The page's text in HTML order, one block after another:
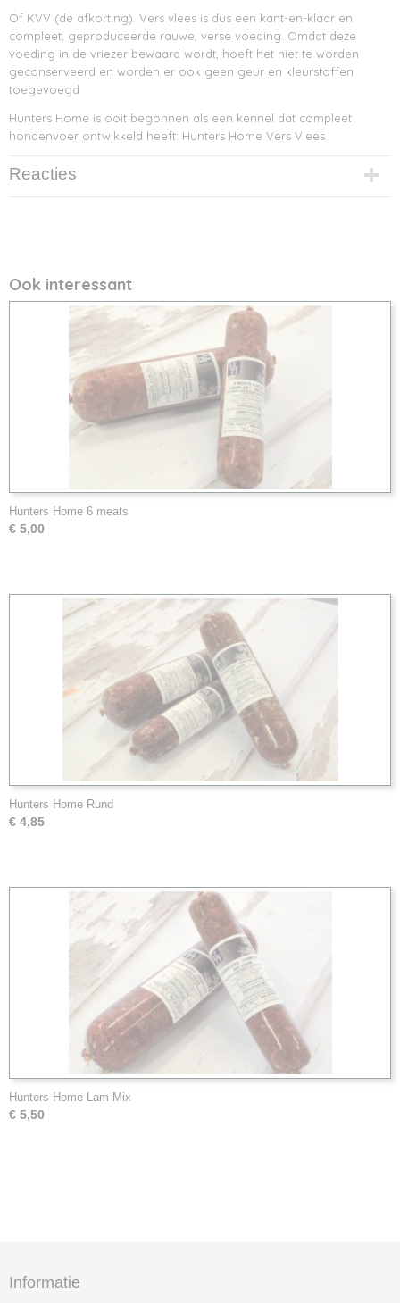
Of KVV (de afkorting). Vers vlees is dus een kant-en-klaar en
compleet, geproduceerde rauwe, verse voeding. Omdat deze
voeding in de vriezer bewaard wordt, hoeft het niet te worden
geconserveerd en worden er ook geen geur en kleurstoffen
toegevoegd
Hunters Home is ooit begonnen als een kennel dat compleet
hondenvoer ontwikkeld heeft: Hunters Home Vers Vlees.
Reacties
Ook interessant
Hunters Home 6 meats
€ 5,00
Hunters Home Rund
€ 4,85
Hunters Home Lam-Mix
€ 5,50
Informatie